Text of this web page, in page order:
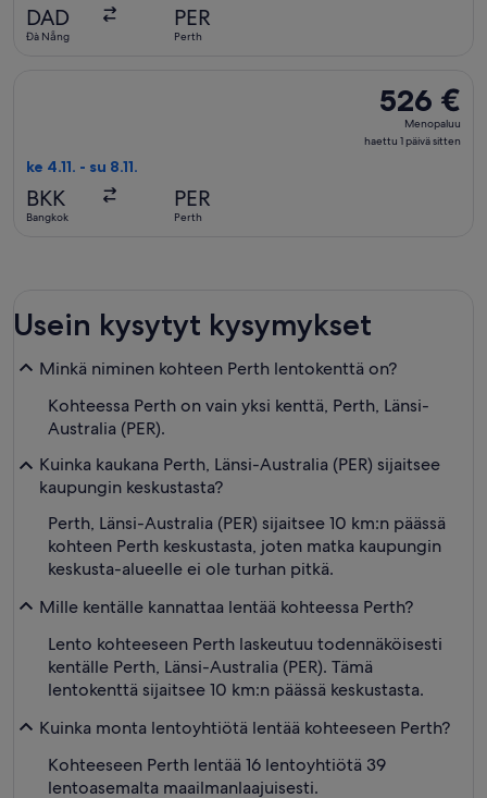
DAD
Đà Nẵng
PER
Perth
526 €
Menopaluu,
haettu
526 €
Menopaluu
haettu 1 päivä sitten
ke 4.11. - su 8.11.
BKK
Bangkok
PER
Perth
Usein kysytyt kysymykset
Minkä niminen kohteen Perth lentokenttä on?
Kohteessa Perth on vain yksi kenttä, Perth, Länsi-
Australia (PER).
Kuinka kaukana Perth, Länsi-Australia (PER) sijaitsee
kaupungin keskustasta?
Perth, Länsi-Australia (PER) sijaitsee 10 km:n päässä
kohteen Perth keskustasta, joten matka kaupungin
keskusta-alueelle ei ole turhan pitkä.
Mille kentälle kannattaa lentää kohteessa Perth?
Lento kohteeseen Perth laskeutuu todennäköisesti
kentälle Perth, Länsi-Australia (PER). Tämä
lentokenttä sijaitsee 10 km:n päässä keskustasta.
Kuinka monta lentoyhtiötä lentää kohteeseen Perth?
Kohteeseen Perth lentää 16 lentoyhtiötä 39
lentoasemalta maailmanlaajuisesti.